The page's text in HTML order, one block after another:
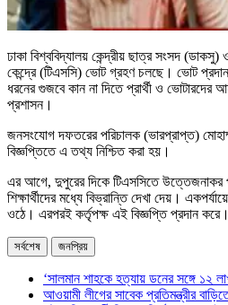
ঢাকা বিশ্ববিদ্যালয় কেন্দ্রীয় ছাত্র সংসদ (ডাকসু)
কেন্দ্রে (টিএসসি) ভোট গ্রহণ চলছে। ভোট
ধরনের গুজবে কান না দিতে প্রার্থী ও ভোটারদের
প্রশাসন।
জনসংযোগ দফতরের পরিচালক (ভারপ্রাপ্ত)
বিজ্ঞপ্তিতে এ তথ্য নিশ্চিত করা হয়।
এর আগে, দুপুরের দিকে টিএসসিতে উত্তেজনাকর
শিক্ষার্থীদের মধ্যে বিভ্রান্তি দেখা দেয়।
ওঠে। এরপরই কর্তৃপক্ষ এই বিজ্ঞপ্তি প্রদান করে।
সর্বশেষ জনপ্রিয়
‘সালমান শাহকে হত্যায় ডনের সঙ্গে ১২
আওয়ামী লীগের সাবেক প্রতিমন্ত্রীর